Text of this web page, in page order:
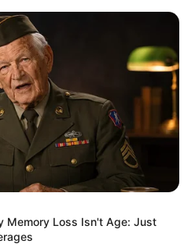
Memory Loss Isn't Age: Just